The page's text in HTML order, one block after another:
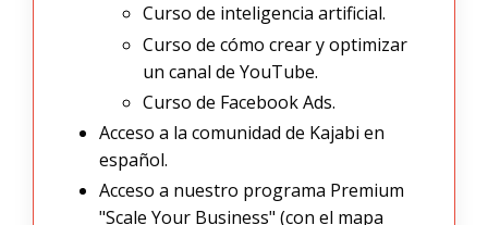
Curso de inteligencia artificial.
Curso de cómo crear y optimizar
un canal de YouTube.
Curso de Facebook Ads.
Acceso a la comunidad de Kajabi en
español.
Acceso a nuestro programa Premium
"Scale Your Business" (con el mapa